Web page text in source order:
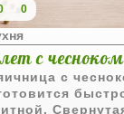
0
с
с